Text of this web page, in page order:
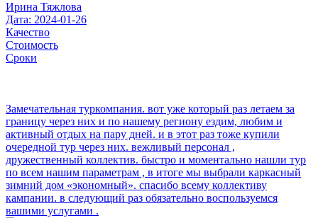
Ирина Тяжлова
Дата: 2024-01-26
Качество
Стоимость
Сроки
Замечательная туркомпания. вот уже который раз летаем за
границу через них и по нашему региону ездим, любим и
активный отдых на пару дней. и в этот раз тоже купили
очередной тур через них. вежливый персонал ,
дружественный коллектив. быстро и моментально нашли тур
по всем нашим параметрам , в итоге мы выбрали каркасный
зимний дом «экономный». спасибо всему коллективу
кампании. в следующий раз обязательно воспользуемся
вашими услугами .